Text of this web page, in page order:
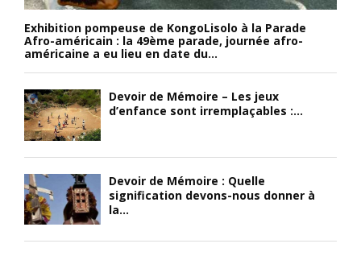
Exhibition pompeuse de KongoLisolo à la Parade
Afro-américain : la 49ème parade, journée afro-
américaine a eu lieu en date du...
Devoir de Mémoire – Les jeux
d’enfance sont irremplaçables :...
Devoir de Mémoire : Quelle
signification devons-nous donner à
la...